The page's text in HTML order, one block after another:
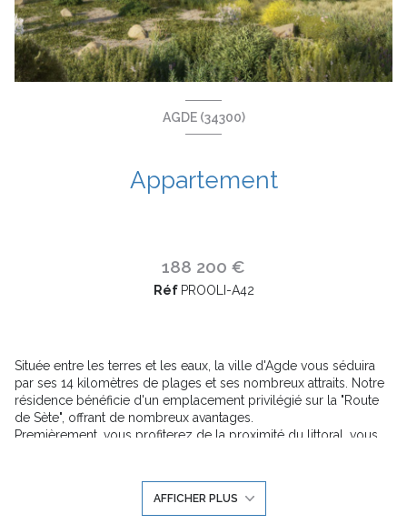
AGDE (34300)
Appartement
188 200 €
Réf PROOLI-A42
Située entre les terres et les eaux, la ville d'Agde vous séduira
par ses 14 kilomètres de plages et ses nombreux attraits. Notre
résidence bénéficie d'un emplacement privilégié sur la "Route
de Sète", offrant de nombreux avantages.
Premièrement, vous profiterez de la proximité du littoral, vous
d'Agde est facilement accessible, vous offrant une vie citadine
AFFICHER PLUS